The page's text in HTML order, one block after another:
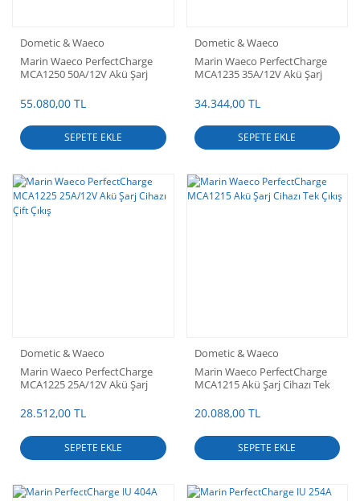
Dometic & Waeco
Marin Waeco PerfectCharge
MCA1250 50A/12V Akü Şarj
55.080,00 TL
SEPETE EKLE
Dometic & Waeco
Marin Waeco PerfectCharge
MCA1235 35A/12V Akü Şarj
34.344,00 TL
SEPETE EKLE
Dometic & Waeco
Marin Waeco PerfectCharge
MCA1225 25A/12V Akü Şarj
28.512,00 TL
SEPETE EKLE
Dometic & Waeco
Marin Waeco PerfectCharge
MCA1215 Akü Şarj Cihazı Tek
20.088,00 TL
SEPETE EKLE